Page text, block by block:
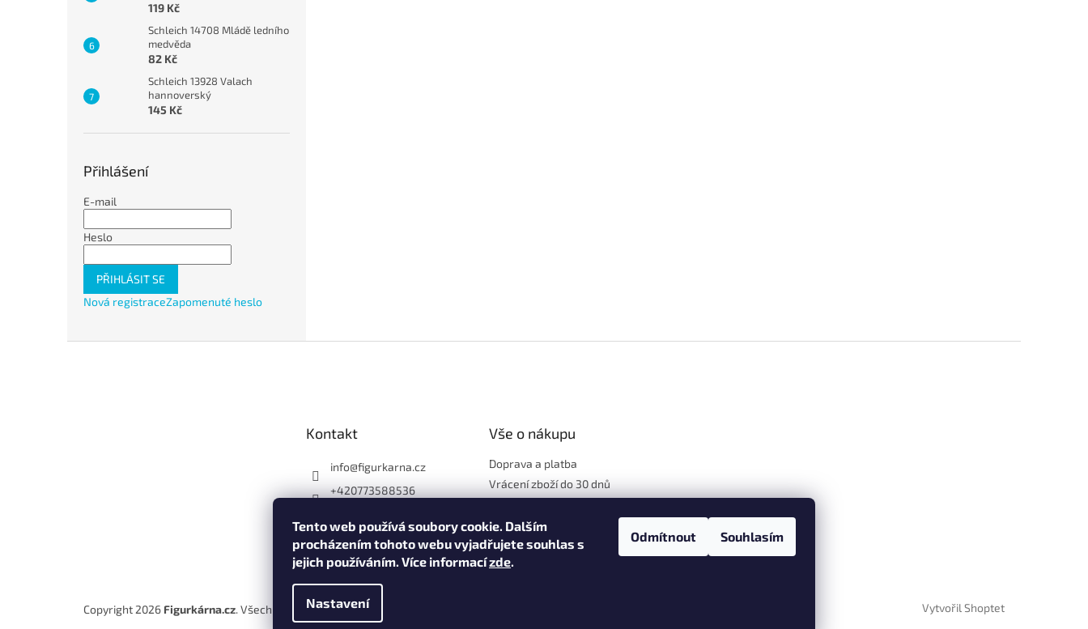
Tento web používá soubory cookie. Dalším
procházením tohoto webu vyjadřujete souhlas s
jejich používáním. Více informacízde.
Nastavení
Odmítnout Souhlasím
119 Kč
Schleich 14708 Mládě ledního
medvěda
82 Kč
Schleich 13928 Valach
hannoverský
145 Kč
Přihlášení
E-mail
Heslo
PŘIHLÁSIT SE
Nová registraceZapomenuté heslo
Kontakt
info@figurkarna.cz
+420773588536
Vše o nákupu
Doprava a platba
Vrácení zboží do 30 dnů
Obchodní podmínky
Ochrana osobních údajů
Vytvořil Shoptet
Copyright 2026 Figurkárna.cz. Všechna práva vyhrazena.